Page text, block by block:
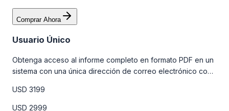
Comprar Ahora
Usuario Único
Obtenga acceso al informe completo en formato PDF en un
sistema con una única dirección de correo electrónico con
la tabla de precios a continuación.
USD 3199
USD 2999